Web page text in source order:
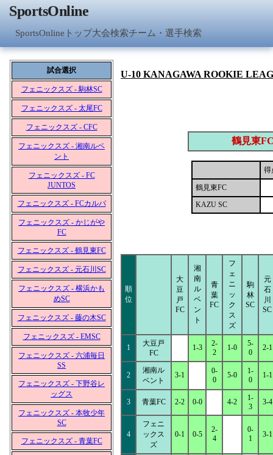
SportsOnline
SportsOnlineトップ大会検索チーム・選手検索
試合選択
フェニックスズ - 駒林SC
フェニックスズ - 太尾FC
フェニックスズ - CFC
フェニックスズ - 湘南ルベ
ント
フェニックスズ - FC
JUNTOS
フェニックスズ - FCカルパ
フェニックスズ - かじがや
FC
フェニックスズ - 鶴見東FC
フェニックスズ - 元石川SC
フェニックスズ - 横浜かも
めSC
フェニックスズ - 藤の木SC
フェニックスズ - EMSC
フェニックスズ - 六浦毎日
SS
フェニックスズ - 下野谷レ
ッグス
フェニックスズ - 本牧少年
SC
フェニックスズ - 青葉FC
U-10 KANAGAWA ROOKIE
鶴見東
得
鶴見東FC
KAZU SC
順
位
大
豆
戸
FC
湘
南
ル
ベ
ン
ト
青
葉
FC
フ
ェ
ニ
ッ
ク
ス
ズ
駒
林
SC
元
石
川
SC
1
大豆戸
FC
1-3
2-
2
1-0
5-
0
2-1
2
湘南ル
ベント
3-1
0-
0
5-0
1-
0
1-1
3 青葉FC 2-2 0-0 4-2
1-
3
3-4
4
フェニ
ックス
ズ
0-1 0-5
2-
4
0-
1
3-1